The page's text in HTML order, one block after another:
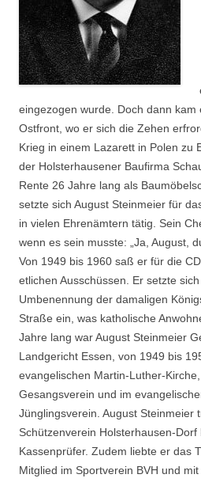
eingezogen wurde. Doch dann kam
Ostfront, wo er sich die Zehen
Krieg in einem Lazarett in Polen zu
der Holsterhausener Baufirma
Rente 26 Jahre lang als
setzte sich August Steinmeier für
in vielen Ehrenämtern tätig. Sein
wenn es sein musste: „Ja, August,
Von 1949 bis 1960 saß er für die
etlichen Ausschüssen. Er setzte
Umbenennung der damaligen
Straße ein, was katholische
Jahre lang war August Steinmeier
Landgericht Essen, von 1949 bis
evangelischen Martin-Luther-
Gesangsverein und im
Jünglingsverein. August Steinmeier
Schützenverein Holsterhausen-
Kassenprüfer. Zudem liebte er das
Mitglied im Sportverein BVH und